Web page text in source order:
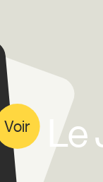
Le
Voir